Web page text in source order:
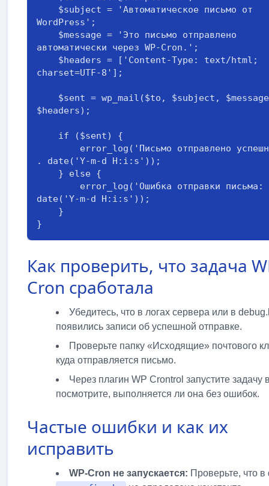
WordPress';
автоматически через WP-Cron.';
charset=UTF-8'];
$headers);
. date('Y-m-d H:i:s'));
date('Y-m-d H:i:s'));
}
Как проверить, что задача
Cron сработала
Убедитесь, что в логах сервера или в
появились записи об успешной отправке.
Проверьте папку «Исходящие» почтового
куда отправляется письмо.
Через плагин WP Crontrol запустите задачу
посмотрите, выполняется ли она без ошибок.
Частые ошибки и как их
исправить
WP-Cron не запускается: Проверьте, что